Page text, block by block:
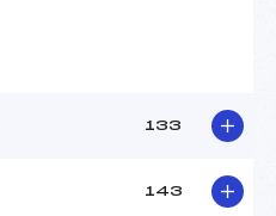
133
143